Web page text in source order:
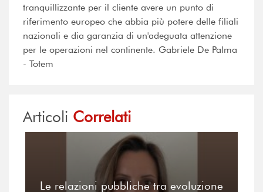
tranquillizzante per il cliente avere un punto di
riferimento europeo che abbia più potere delle filiali
nazionali e dia garanzia di un'adeguata attenzione
per le operazioni nel continente. Gabriele De Palma
- Totem
Articoli Correlati
Le relazioni pubbliche tra evoluzione